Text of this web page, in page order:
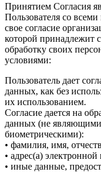
Принятием Согласия
Пользователя со
свое согласие
которой принадлежит
обработку своих
условиями:
Пользователь дает
данных, как без
их использованием.
Согласие дается на
данных (не
биометрическими):
• фамилия, имя,
• адрес(а)
• иные данные,